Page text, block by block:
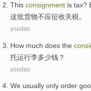
This consignment is tax?
这批货物不应征收关税。
youdao
How much does the
托运行李多少钱？
youdao
We usually only order